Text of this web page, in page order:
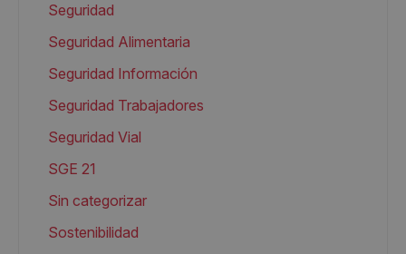
Seguridad
Seguridad Alimentaria
Seguridad Información
Seguridad Trabajadores
Seguridad Vial
SGE 21
Sin categorizar
Sostenibilidad